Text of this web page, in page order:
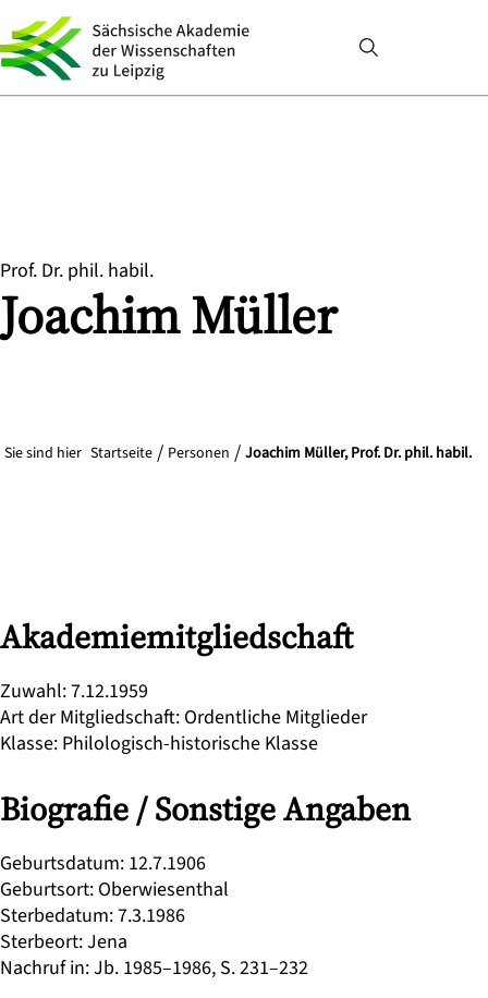
Prof. Dr. phil. habil.
JoachimMüller
Sie sind hier Startseite Personen Joachim Müller, Prof. Dr. phil. habil.
Akademiemitgliedschaft
Zuwahl:7.12.1959
Art der Mitgliedschaft: Ordentliche Mitglieder
Klasse: Philologisch-historische Klasse
Biografie / Sonstige Angaben
Geburtsdatum: 12.7.1906
Geburtsort: Oberwiesenthal
Sterbedatum:7.3.1986
Sterbeort:Jena
Nachruf in:Jb. 1985–1986, S. 231–232